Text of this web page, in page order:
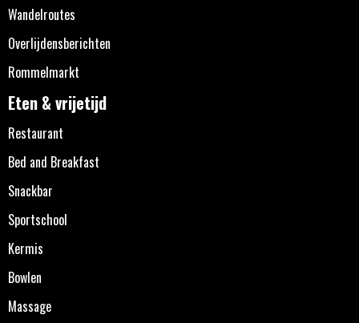
Wandelroutes
Overlijdensberichten
Rommelmarkt
Eten & vrijetijd
Restaurant
Bed and Breakfast
Snackbar
Sportschool
Kermis
Bowlen
Massage